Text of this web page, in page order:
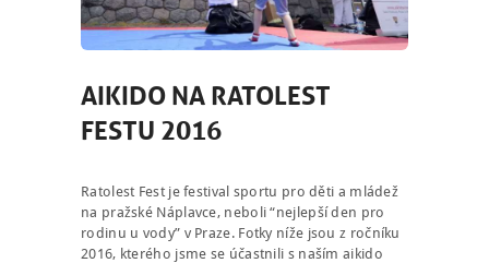
AIKIDO NA RATOLEST
FESTU 2016
Ratolest Fest je festival sportu pro děti a mládež
na pražské Náplavce, neboli “nejlepší den pro
rodinu u vody” v Praze. Fotky níže jsou z ročníku
2016, kterého jsme se účastnili s naším aikido